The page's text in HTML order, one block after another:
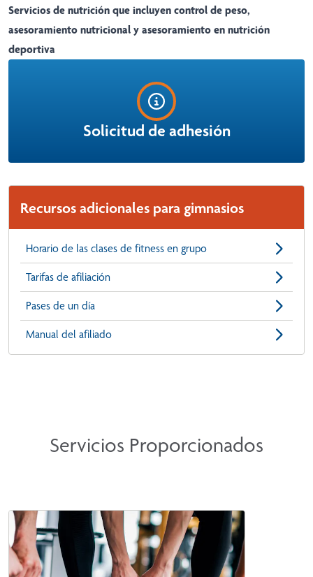
Servicios de nutrición que incluyen control de peso,
asesoramiento nutricional y asesoramiento en nutrición
deportiva
Solicitud de adhesión
Recursos adicionales para gimnasios
Horario de las clases de fitness en grupo
Tarifas de afiliación
Pases de un día
Manual del afiliado
Servicios Proporcionados